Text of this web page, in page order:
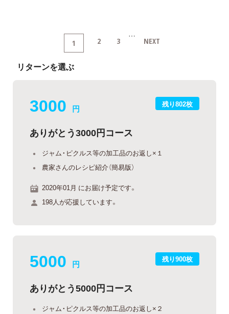
1 2 3 … NEXT
リターンを選ぶ
残り802枚
3000 円
ありがとう3000円コース
ジャム・ピクルス等の加工品のお返し×１
農家さんのレシピ紹介（簡易版）
2020年01月 にお届け予定です。
198人が応援しています。
残り900枚
5000 円
ありがとう5000円コース
ジャム・ピクルス等の加工品のお返し×２